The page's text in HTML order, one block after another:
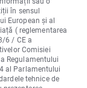
în sensul
European și al
( reglementarea
6 / CE a
Comisiei
Regulamentului
al Parlamentului
tehnice de